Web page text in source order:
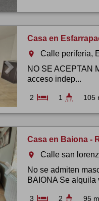
Casa en
room
Calle periferia,
NO SE ACEPTAN
acceso indep...
2 1 105
Next
Casa en Baiona -
room
Calle san
No se admiten
BAIONA Se alquila
3 2 95 m